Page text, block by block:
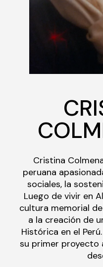
Cristina
peruana
sociales, la
Luego de vivir en
cultura memorial
a la creación de
Histórica en el
su primer proyecto